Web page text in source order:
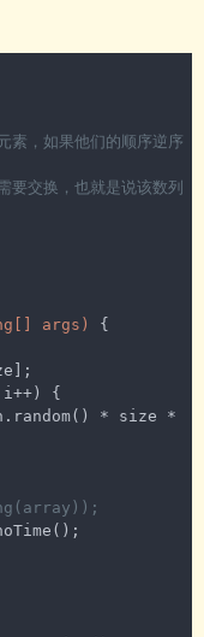
args)
{
{